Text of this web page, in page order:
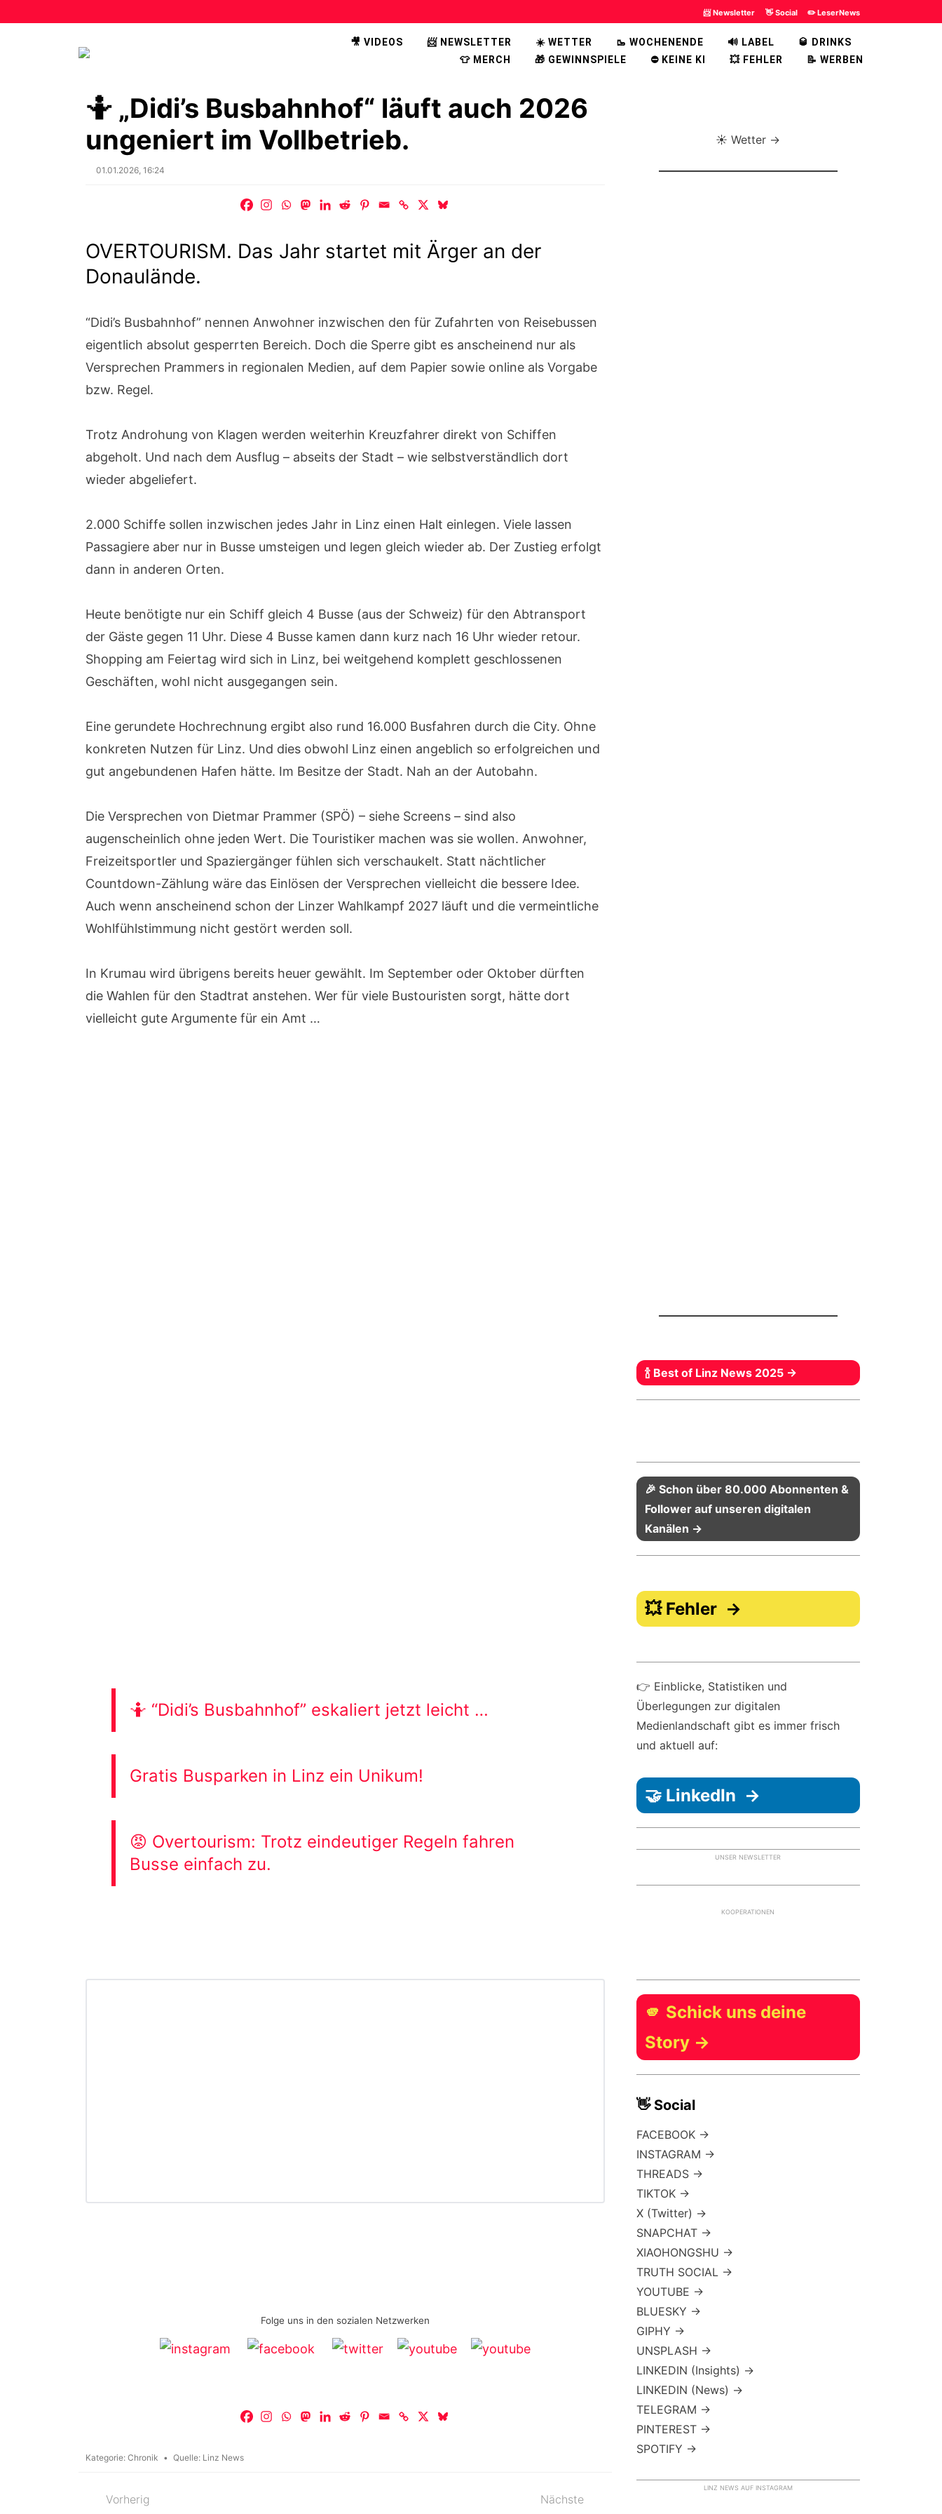
📨 Newsletter 👋 Social ✏️ LeserNews
🎥 VIDEOS 📨 NEWSLETTER ☀️ WETTER 🥾 WOCHENENDE 🔊 LABEL
🥃 DRINKS
👕 MERCH
🎁 GEWINNSPIELE ⛔ KEINE KI 💥 FEHLER 📝 WERBEN
🤷 „Didi’s Busbahnhof“ läuft auch 2026
ungeniert im Vollbetrieb.
Posted
01.01.2026, 16:24
OVERTOURISM. Das Jahr startet mit Ärger an der
Donaulände.
“Didi’s Busbahnhof” nennen Anwohner inzwischen den für Zufahrten von Reisebussen
eigentlich absolut gesperrten Bereich. Doch die Sperre gibt es anscheinend nur als
Versprechen Prammers in regionalen Medien, auf dem Papier sowie online als Vorgabe
bzw. Regel.
Trotz Androhung von Klagen werden weiterhin Kreuzfahrer direkt von Schiffen
abgeholt. Und nach dem Ausflug – abseits der Stadt – wie selbstverständlich dort
wieder abgeliefert.
2.000 Schiffe sollen inzwischen jedes Jahr in Linz einen Halt einlegen. Viele lassen
Passagiere aber nur in Busse umsteigen und legen gleich wieder ab. Der Zustieg erfolgt
dann in anderen Orten.
Heute benötigte nur ein Schiff gleich 4 Busse (aus der Schweiz) für den Abtransport
der Gäste gegen 11 Uhr. Diese 4 Busse kamen dann kurz nach 16 Uhr wieder retour.
Shopping am Feiertag wird sich in Linz, bei weitgehend komplett geschlossenen
Geschäften, wohl nicht ausgegangen sein.
Eine gerundete Hochrechnung ergibt also rund 16.000 Busfahren durch die City. Ohne
konkreten Nutzen für Linz. Und dies obwohl Linz einen angeblich so erfolgreichen und
gut angebundenen Hafen hätte. Im Besitze der Stadt. Nah an der Autobahn.
Die Versprechen von Dietmar Prammer (SPÖ) – siehe Screens – sind also
augenscheinlich ohne jeden Wert. Die Touristiker machen was sie wollen. Anwohner,
Freizeitsportler und Spaziergänger fühlen sich verschaukelt. Statt nächtlicher
Countdown-Zählung wäre das Einlösen der Versprechen vielleicht die bessere Idee.
Auch wenn anscheinend schon der Linzer Wahlkampf 2027 läuft und die vermeintliche
Wohlfühlstimmung nicht gestört werden soll.
In Krumau wird übrigens bereits heuer gewählt. Im September oder Oktober dürften
die Wahlen für den Stadtrat anstehen. Wer für viele Bustouristen sorgt, hätte dort
vielleicht gute Argumente für ein Amt …
🤷 “Didi’s Busbahnhof” eskaliert jetzt leicht …
Gratis Busparken in Linz ein Unikum!
😡 Overtourism: Trotz eindeutiger Regeln fahren
Busse einfach zu.
Folge uns in den sozialen Netzwerken
Kategorie: Chronik Quelle: Linz News
Beitragsnavigation
Vorherig
Nächste
☀️ Wetter →
🍾 Best of Linz News 2025 →
🎉 Schon über 80.000 Abonnenten &
Follower auf unseren digitalen
Kanälen →
💥 Fehler →
👉 Einblicke, Statistiken und
Überlegungen zur digitalen
Medienlandschaft gibt es immer frisch
und aktuell auf:
🤝 LinkedIn →
UNSER NEWSLETTER
KOOPERATIONEN
🫵 Schick uns deine
Story →
👋 Social
FACEBOOK →
INSTAGRAM →
THREADS →
TIKTOK →
X (Twitter) →
SNAPCHAT →
XIAOHONGSHU →
TRUTH SOCIAL →
YOUTUBE →
BLUESKY →
GIPHY →
UNSPLASH →
LINKEDIN (Insights) →
LINKEDIN (News) →
TELEGRAM →
PINTEREST →
SPOTIFY →
LINZ NEWS AUF INSTAGRAM